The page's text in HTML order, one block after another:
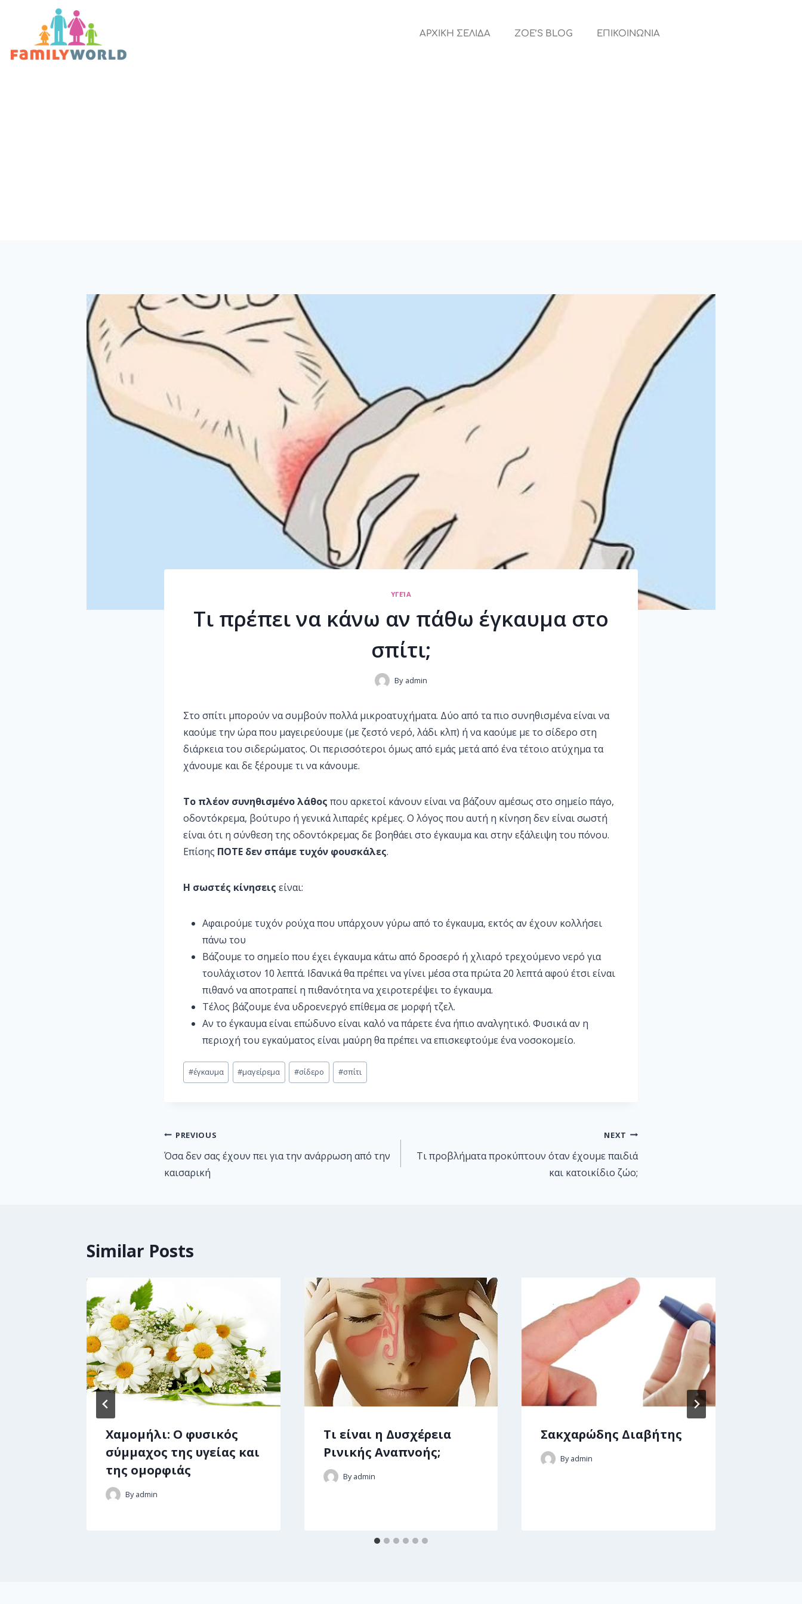
ΑΡΧΙΚΗ ΣΕΛΙΔΑ ZOE’S BLOG ΕΠΙΚΟΙΝΩΝΙΑ
ΥΓΕΊΑ
Τι πρέπει να κάνω αν πάθω έγκαυμα στο
σπίτι;
By admin
Στο σπίτι μπορούν να συμβούν πολλά μικροατυχήματα. Δύο από τα πιο συνηθισμένα είναι να
καούμε την ώρα που μαγειρεύουμε (με ζεστό νερό, λάδι κλπ) ή να καούμε με το σίδερο στη
διάρκεια του σιδερώματος. Οι περισσότεροι όμως από εμάς μετά από ένα τέτοιο ατύχημα τα
χάνουμε και δε ξέρουμε τι να κάνουμε.
Το πλέον συνηθισμένο λάθος που αρκετοί κάνουν είναι να βάζουν αμέσως στο σημείο πάγο,
οδοντόκρεμα, βούτυρο ή γενικά λιπαρές κρέμες. Ο λόγος που αυτή η κίνηση δεν είναι σωστή
είναι ότι η σύνθεση της οδοντόκρεμας δε βοηθάει στο έγκαυμα και στην εξάλειψη του πόνου.
Επίσης ΠΟΤΕ δεν σπάμε τυχόν φουσκάλες.
Η σωστές κίνησεις είναι:
Αφαιρούμε τυχόν ρούχα που υπάρχουν γύρω από το έγκαυμα, εκτός αν έχουν κολλήσει
πάνω του
Βάζουμε το σημείο που έχει έγκαυμα κάτω από δροσερό ή χλιαρό τρεχούμενο νερό για
τουλάχιστον 10 λεπτά. Ιδανικά θα πρέπει να γίνει μέσα στα πρώτα 20 λεπτά αφού έτσι είναι
πιθανό να αποτραπεί η πιθανότητα να χειροτερέψει το έγκαυμα.
Τέλος βάζουμε ένα υδροενεργό επίθεμα σε μορφή τζελ.
Αν το έγκαυμα είναι επώδυνο είναι καλό να πάρετε ένα ήπιο αναλγητικό. Φυσικά αν η
περιοχή του εγκαύματος είναι μαύρη θα πρέπει να επισκεφτούμε ένα νοσοκομείο.
#έγκαυμα #μαγείρεμα #σίδερο #σπίτι
PREVIOUS
Όσα δεν σας έχουν πει για την ανάρρωση από την
καισαρική
NEXT
Τι προβλήματα προκύπτουν όταν έχουμε παιδιά
και κατοικίδιο ζώο;
Similar Posts
Xαμομήλι: Ο φυσικός
σύμμαχος της υγείας και
της ομορφιάς
By admin
Τι είναι η Δυσχέρεια
Ρινικής Αναπνοής;
By admin
Σακχαρώδης Διαβήτης
By admin